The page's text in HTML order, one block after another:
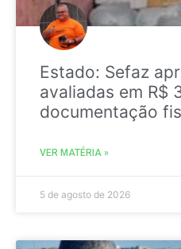
Estado: Sefaz
avaliadas em R$
documentação
VER MATÉRIA »
5 de agosto de 2026